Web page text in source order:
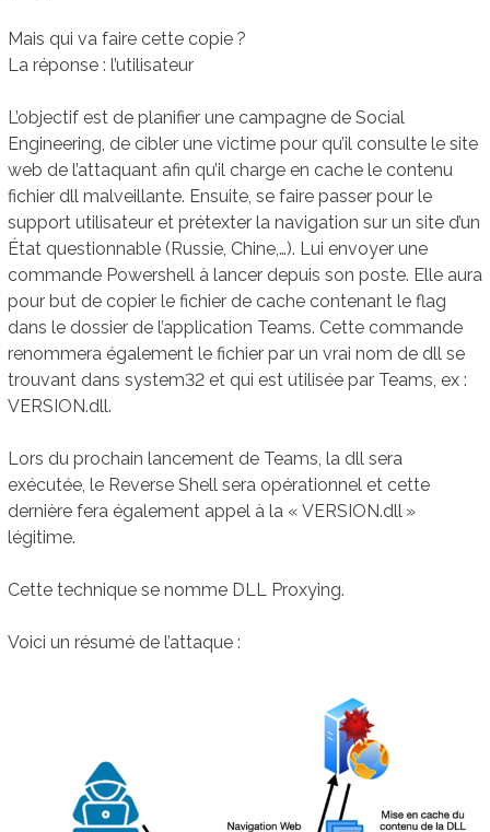
Mais qui va faire cette copie ?
La réponse : l’utilisateur
L’objectif est de planifier une campagne de Social
Engineering, de cibler une victime pour qu’il consulte le site
web de l’attaquant afin qu’il charge en cache le contenu
fichier dll malveillante. Ensuite, se faire passer pour le
support utilisateur et prétexter la navigation sur un site d’un
État questionnable (Russie, Chine,…). Lui envoyer une
commande Powershell à lancer depuis son poste. Elle aura
pour but de copier le fichier de cache contenant le flag
dans le dossier de l’application Teams. Cette commande
renommera également le fichier par un vrai nom de dll se
trouvant dans system32 et qui est utilisée par Teams, ex :
VERSION.dll.
Lors du prochain lancement de Teams, la dll sera
exécutée, le Reverse Shell sera opérationnel et cette
dernière fera également appel à la « VERSION.dll »
légitime.
Cette technique se nomme DLL Proxying.
Voici un résumé de l’attaque :